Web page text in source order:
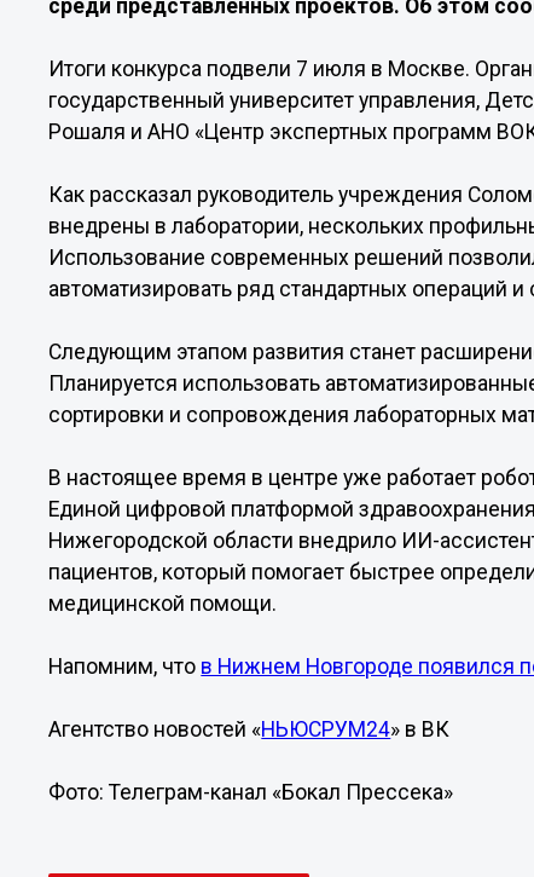
среди представленных проектов. Об этом
Итоги конкурса подвели 7 июля в Москве.
государственный университет управления,
Рошаля и АНО «Центр экспертных программ
Как рассказал руководитель учреждения
внедрены в лаборатории, нескольких
Использование современных решений
автоматизировать ряд стандартных операций и
Следующим этапом развития станет
Планируется использовать
сортировки и сопровождения лабораторных
В настоящее время в центре уже работает
Единой цифровой платформой
Нижегородской области внедрило ИИ-
пациентов, который помогает быстрее
медицинской помощи.
Напомним, что в Нижнем Новгороде появился
Агентство новостей «НЬЮСРУМ24» в ВК
Фото: Телеграм-канал «Бокал Прессека»